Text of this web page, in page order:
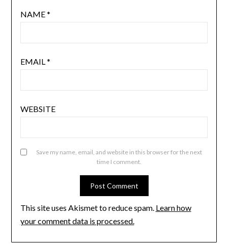
NAME*
EMAIL*
WEBSITE
Save my name, email, and website in this browser for the next
time I comment.
This site uses Akismet to reduce spam. Learn how
your comment data is processed.